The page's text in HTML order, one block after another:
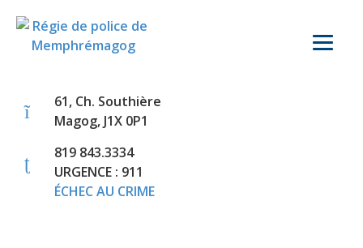
61, Ch. Southière
Magog, J1X 0P1
819 843.3334
URGENCE : 911
ÉCHEC AU CRIME